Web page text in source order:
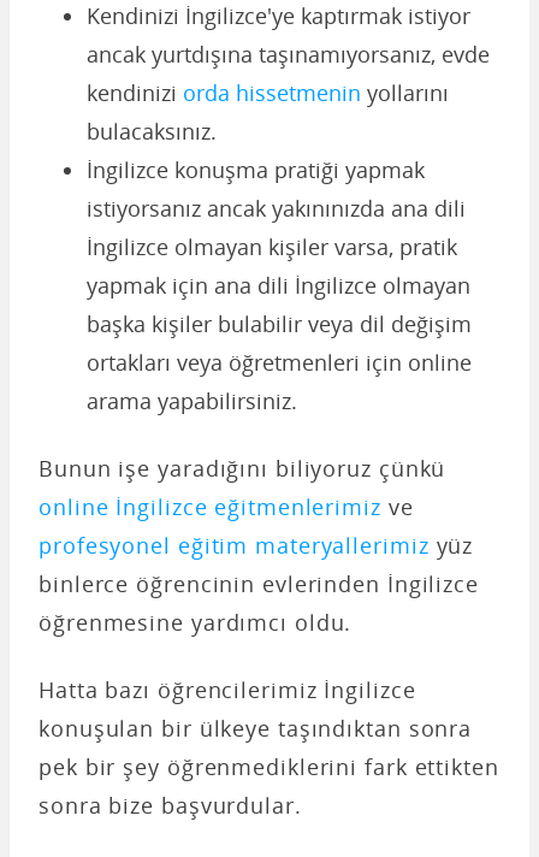
Kendinizi İngilizce'ye kaptırmak istiyor
ancak yurtdışına taşınamıyorsanız, evde
kendinizi orda hissetmenin yollarını
bulacaksınız.
İngilizce konuşma pratiği yapmak
istiyorsanız ancak yakınınızda ana dili
İngilizce olmayan kişiler varsa, pratik
yapmak için ana dili İngilizce olmayan
başka kişiler bulabilir veya dil değişim
ortakları veya öğretmenleri için online
arama yapabilirsiniz.
Bunun işe yaradığını biliyoruz çünkü
online İngilizce eğitmenlerimiz ve
profesyonel eğitim materyallerimiz yüz
binlerce öğrencinin evlerinden İngilizce
öğrenmesine yardımcı oldu.
Hatta bazı öğrencilerimiz İngilizce
konuşulan bir ülkeye taşındıktan sonra
pek bir şey öğrenmediklerini fark ettikten
sonra bize başvurdular.